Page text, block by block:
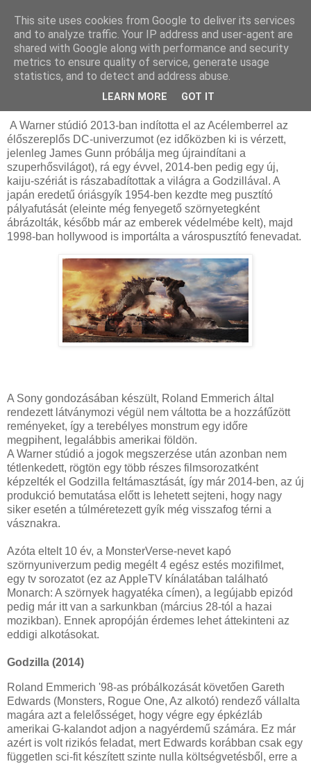
2024. március 23., szombat
MonsterVerse filmek - Kritika
A Warner stúdió 2013-ban indította el az Acélemberrel az
élőszereplős DC-univerzumot (ez időközben ki is vérzett,
jelenleg James Gunn próbálja meg újraindítani a
szuperhősvilágot), rá egy évvel, 2014-ben pedig egy új,
kaiju-szériát is rászabadítottak a világra a Godzillával. A
japán eredetű óriásgyík 1954-ben kezdte meg pusztító
pályafutását (eleinte még fenyegető szörnyetegként
ábrázolták, később már az emberek védelmébe kelt), majd
1998-ban hollywood is importálta a várospusztító fenevadat.
A Sony gondozásában készült, Roland Emmerich által
rendezett látványmozi végül nem váltotta be a hozzáfűzött
reményeket, így a terebélyes monstrum egy időre
megpihent, legalábbis amerikai földön.
A Warner stúdió a jogok megszerzése után azonban nem
tétlenkedett, rögtön egy több részes filmsorozatként
képzelték el Godzilla feltámasztását, így már 2014-ben, az új
produkció bemutatása előtt is lehetett sejteni, hogy nagy
siker esetén a túlméretezett gyík még visszafog térni a
vásznakra.
Azóta eltelt 10 év, a MonsterVerse-nevet kapó
szörnyuniverzum pedig megélt 4 egész estés mozifilmet,
egy tv sorozatot (ez az AppleTV kínálatában található
Monarch: A szörnyek hagyatéka címen), a legújabb epizód
pedig már itt van a sarkunkban (március 28-tól a hazai
mozikban). Ennek apropóján érdemes lehet áttekinteni az
eddigi alkotásokat.
Godzilla (2014)
Roland Emmerich '98-as próbálkozását követően Gareth
Edwards (Monsters, Rogue One, Az alkotó) rendező vállalta
magára azt a felelősséget, hogy végre egy épkézláb
amerikai G-kalandot adjon a nagyérdemű számára. Ez már
azért is volt rizikós feladat, mert Edwards korábban csak egy
független sci-fit készített szinte nulla költségvetésből, erre a
This site uses cookies from Google to deliver its services
and to analyze traffic. Your IP address and user-agent are
shared with Google along with performance and security
metrics to ensure quality of service, generate usage
statistics, and to detect and address abuse.
LEARN MORE GOT IT